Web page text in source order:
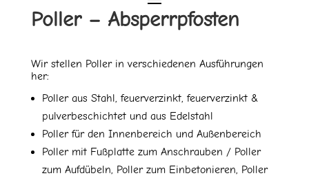
Poller – Absperrpfosten
Wir stellen Poller in verschiedenen Ausführungen
her:
Poller aus Stahl, feuerverzinkt, feuerverzinkt &
pulverbeschichtet und aus Edelstahl
Poller für den Innenbereich und Außenbereich
Poller mit Fußplatte zum Anschrauben / Poller
zum Aufdübeln, Poller zum Einbetonieren, Poller